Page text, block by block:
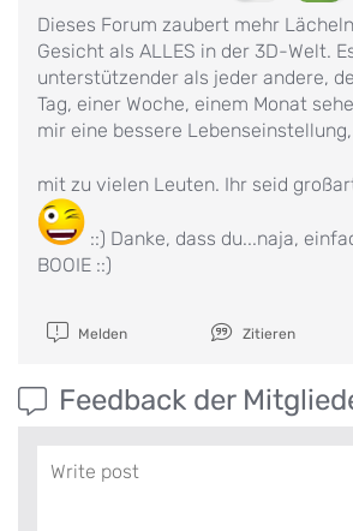
Dieses Forum zaubert mehr
Gesicht als ALLES in der 3D-Welt.
unterstützender als jeder andere,
Tag, einer Woche, einem Monat
mir eine bessere
mit zu vielen Leuten. Ihr seid
::) Danke, dass du...naja,
BOOIE ::)
Melden Zitieren
Feedback der